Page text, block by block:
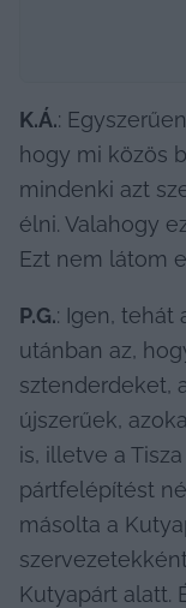
K.Á.:
hogy mi közös
mindenki azt
élni. Valahogy
Ezt nem látom
P.G.: Igen, tehát
utánban az,
sztenderdeket,
újszerűek,
is, illetve a
pártfelépítést
másolta a
Kutyapárt alatt.